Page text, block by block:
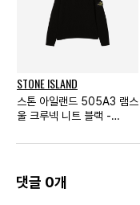
STONE ISLAND
스톤 아일랜드 505A3 램스
울 크루넥 니트 블랙 -
댓글 0개